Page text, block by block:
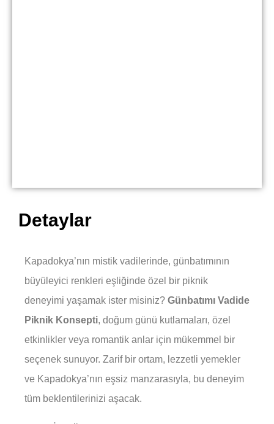
Detaylar
Kapadokya’nın mistik vadilerinde, günbatımının
büyüleyici renkleri eşliğinde özel bir piknik
deneyimi yaşamak ister misiniz? Günbatımı Vadide
Piknik Konsepti, doğum günü kutlamaları, özel
etkinlikler veya romantik anlar için mükemmel bir
seçenek sunuyor. Zarif bir ortam, lezzetli yemekler
ve Kapadokya’nın eşsiz manzarasıyla, bu deneyim
tüm beklentilerinizi aşacak.